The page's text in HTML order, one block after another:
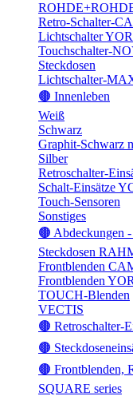
Retro-Schalter-
Lichtschalter
Touchschalter-
Steckdosen
Lichtschalter-
🟤 Innenleben
Weiß
Schwarz
Graphit-Schwarz
Silber
Retroschalter-
Schalt-Einsätze
Touch-Sensoren
Sonstiges
🟤 Abdeckungen
Steckdosen
Frontblenden
Frontblenden
TOUCH-Blenden
VECTIS
🟤 Retroschalter-
🟤
🟤 Frontblenden,
SQUARE series